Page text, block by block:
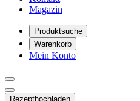
Magazin
Produktsuche
Warenkorb
Mein Konto
Rezepthochladen